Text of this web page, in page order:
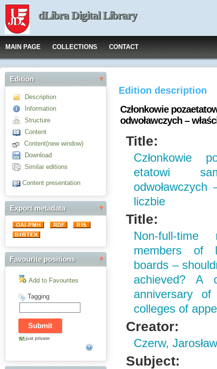
dLibra Digital Library
MAIN PAGE COLLECTIONS CONTACT
Edition
Description
Information
Structure
Content
Content(new window)
Download
Similar editions
Content presentation
Export metadata
Favourite positions
Add to Favourites
Tagging
just private
Edition description
Członkowie
odwoławczych –
Title:
Członkowie
etatowi
odwoławczych
liczbie
Title:
Non-full-
members of
boards –
achieved? A
anniversary
colleges of
Creator:
Czerw,
Subject: